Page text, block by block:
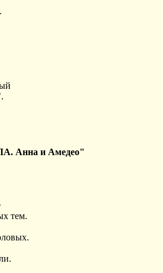
Анна и Амедео"
тем.